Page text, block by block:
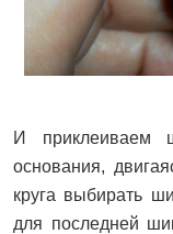
И приклеиваем
основания,
круга выбирать
для последней